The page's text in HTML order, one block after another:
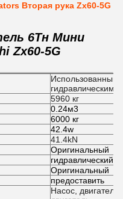
Вторая рука Zx60-5G
6Тн Мини
Zx60-5G
Использованный
гидравлическим
5960 кг
0.24м3
6000 кг
42.4w
41.4kN
Оригинальный
гидравлический
Оригинальный
предоставить
Насос,